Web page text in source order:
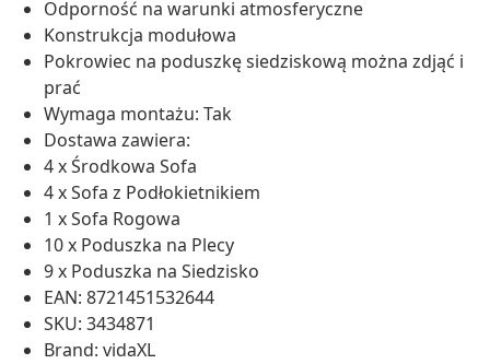
Odporność na warunki atmosferyczne
Konstrukcja modułowa
Pokrowiec na poduszkę siedziskową można zdjąć i
prać
Wymaga montażu: Tak
Dostawa zawiera:
4 x Środkowa Sofa
4 x Sofa z Podłokietnikiem
1 x Sofa Rogowa
10 x Poduszka na Plecy
9 x Poduszka na Siedzisko
EAN: 8721451532644
SKU: 3434871
Brand: vidaXL